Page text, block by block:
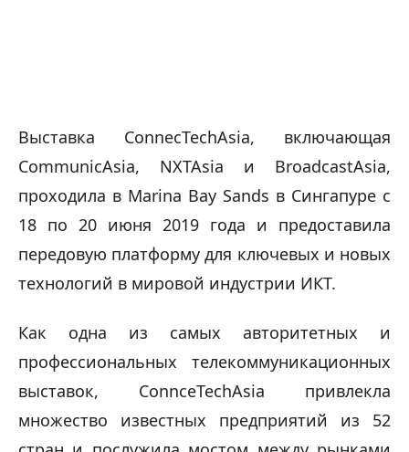
Выставка ConnecTechAsia, включающая
CommunicAsia, NXTAsia и BroadcastAsia,
проходила в Marina Bay Sands в Сингапуре с
18 по 20 июня 2019 года и предоставила
передовую платформу для ключевых и новых
технологий в мировой индустрии ИКТ.
Как одна из самых авторитетных и
профессиональных телекоммуникационных
выставок, ConnceTechAsia привлекла
множество известных предприятий из 52